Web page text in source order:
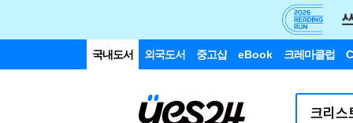
국내도서 외국도서 중고샵 eBook 크레마클럽